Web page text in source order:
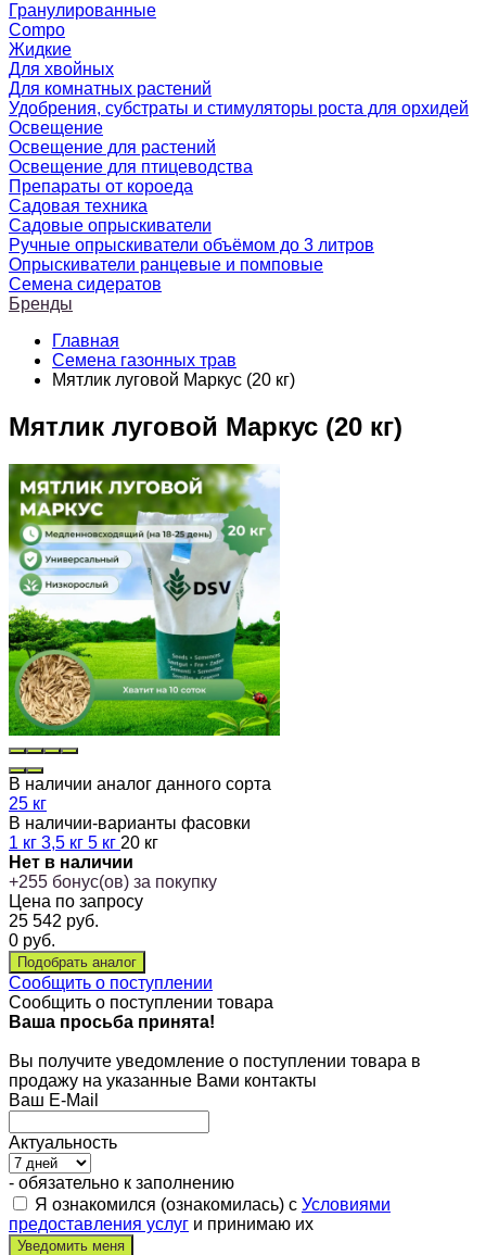
Гранулированные
Compo
Жидкие
Для хвойных
Для комнатных растений
Удобрения, субстраты и стимуляторы роста для орхидей
Освещение
Освещение для растений
Освещение для птицеводства
Препараты от короеда
Садовая техника
Садовые опрыскиватели
Ручные опрыскиватели объёмом до 3 литров
Опрыскиватели ранцевые и помповые
Семена сидератов
Бренды
Главная
Семена газонных трав
Мятлик луговой Маркус (20 кг)
Мятлик луговой Маркус (20 кг)
В наличии аналог данного сорта
25 кг
В наличии-варианты фасовки
1 кг 3,5 кг 5 кг 20 кг
Нет в наличии
+255 бонус(ов) за покупку
Цена по запросу
25 542 руб.
0 руб.
Сообщить о поступлении
Сообщить о поступлении товара
Ваша просьба принята!
Вы получите уведомление о поступлении товара в
продажу на указанные Вами контакты
Ваш E-Mail
Актуальность
- обязательно к заполнению
Я ознакомился (ознакомилась) с Условиями
предоставления услуг и принимаю их